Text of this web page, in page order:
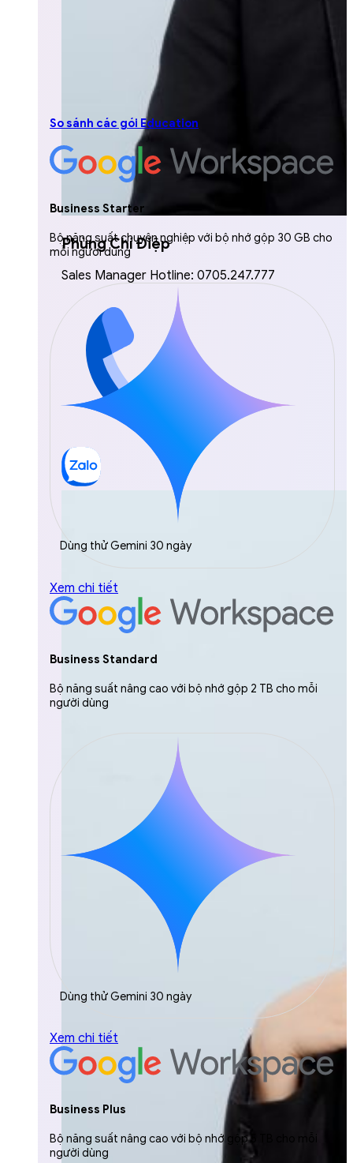
Phùng Chí Điệp
Sales Manager Hotline: 0705.247.777
So sánh các gói Education
Business Starter
Bộ năng suất chuyên nghiệp với bộ nhớ gộp 30 GB cho
mỗi người dùng
Dùng thử Gemini 30 ngày
Xem chi tiết
Business Standard
Bộ năng suất nâng cao với bộ nhớ gộp 2 TB cho mỗi
người dùng
Dùng thử Gemini 30 ngày
Xem chi tiết
Business Plus
Bộ năng suất nâng cao với bộ nhớ gộp 5 TB cho mỗi
người dùng